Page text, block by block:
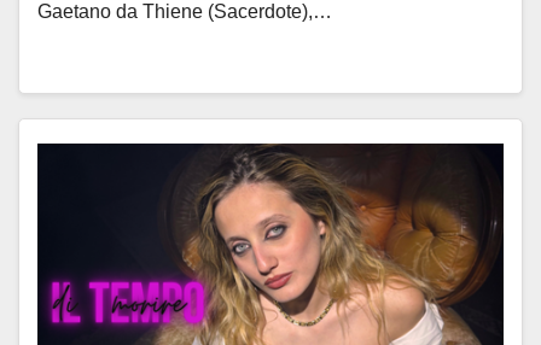
Gaetano da Thiene (Sacerdote),…